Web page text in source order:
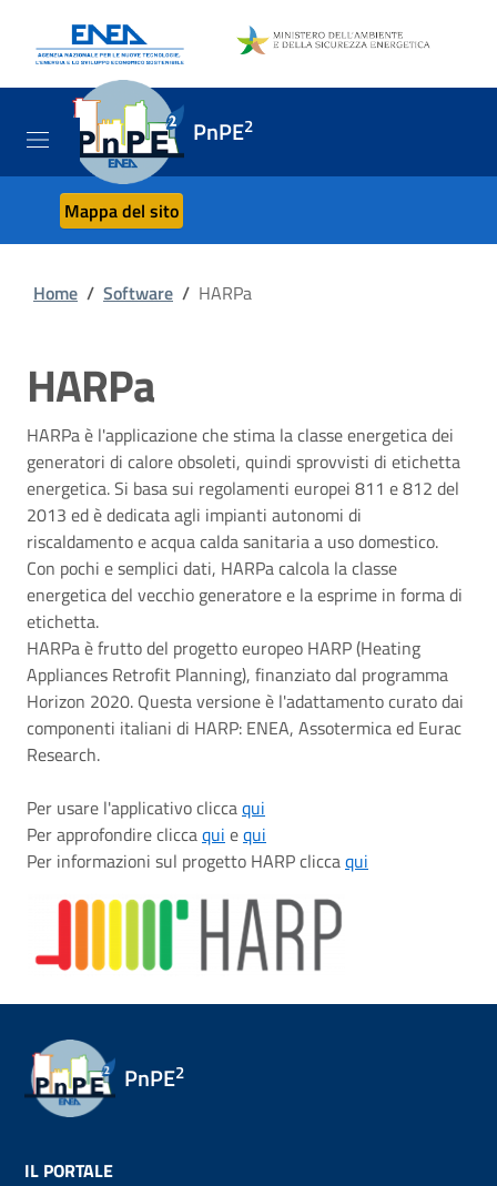
PnPE2
Mappa del sito
Home / Software / HARPa
HARPa
HARPa è l'applicazione che stima la classe energetica dei
generatori di calore obsoleti, quindi sprovvisti di etichetta
energetica. Si basa sui regolamenti europei 811 e 812 del
2013 ed è dedicata agli impianti autonomi di
riscaldamento e acqua calda sanitaria a uso domestico.
Con pochi e semplici dati, HARPa calcola la classe
energetica del vecchio generatore e la esprime in forma di
etichetta.
HARPa è frutto del progetto europeo HARP (Heating
Appliances Retrofit Planning), finanziato dal programma
Horizon 2020. Questa versione è l'adattamento curato dai
componenti italiani di HARP: ENEA, Assotermica ed Eurac
Research.
Per usare l'applicativo cliccaqui
Per approfondire cliccaqui equi
Per informazioni sul progetto HARP cliccaqui
PnPE2
IL PORTALE